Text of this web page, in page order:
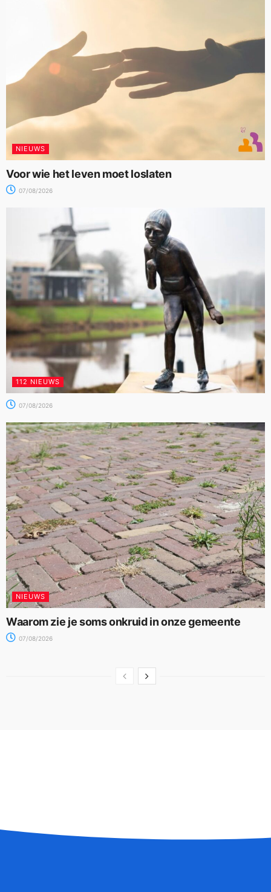
NIEUWS
Voor wie het leven moet loslaten
07/08/2026
112 NIEUWS
07/08/2026
NIEUWS
Waarom zie je soms onkruid in onze gemeente
07/08/2026